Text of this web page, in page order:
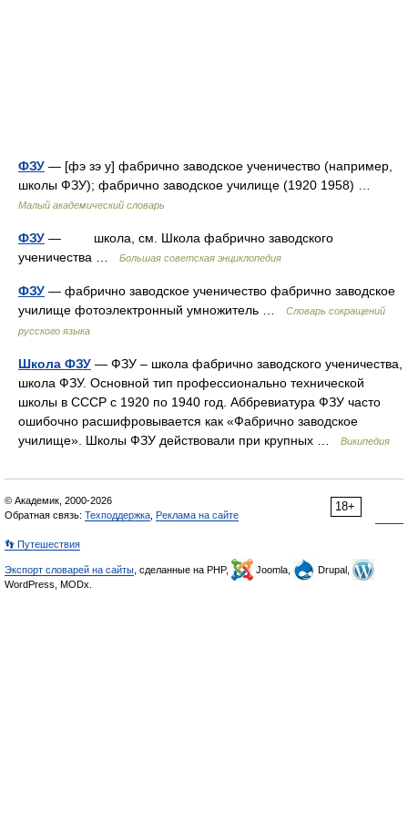
ФЗУ — [фэ зэ у] фабрично заводское ученичество (например,
школы ФЗУ); фабрично заводское училище (1920 1958) …
Малый академический словарь
ФЗУ — школа, см. Школа фабрично заводского
ученичества …
Большая советская энциклопедия
ФЗУ — фабрично заводское ученичество фабрично заводское
училище фотоэлектронный умножитель …
Словарь сокращений
русского языка
Школа ФЗУ — ФЗУ – школа фабрично заводского ученичества,
школа ФЗУ. Основной тип профессионально технической
школы в СССР с 1920 по 1940 год. Аббревиатура ФЗУ часто
ошибочно расшифровывается как «Фабрично заводское
училище». Школы ФЗУ действовали при крупных …
Википедия
18+
© Академик, 2000-2026
Обратная связь: Техподдержка Реклама на сайте
👣 Путешествия
Экспорт словарей на сайты , сделанные на PHP, Joomla,
Drupal,
WordPress, MODx.